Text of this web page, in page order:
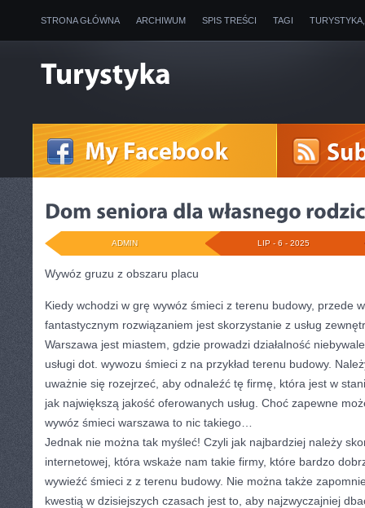
STRONA GŁÓWNA ARCHIWUM SPIS TREŚCI TAGI
LIP - 6 - 2025
ADMIN
Wywóz gruzu z obszaru placu
Kiedy wchodzi w grę wywóz śmieci z terenu budowy, przede
fantastycznym rozwiązaniem jest skorzystanie z usług
Warszawa jest miastem, gdzie prowadzi działalność
usługi dot. wywozu śmieci z na przykład terenu budowy.
uważnie się rozejrzeć, aby odnaleźć tę firmę, która jest w
jak największą jakość oferowanych usług. Choć zapewne
wywóz śmieci warszawa to nic takiego…
Jednak nie można tak myśleć! Czyli jak najbardziej należy
internetowej, która wskaże nam takie firmy, które bardzo
wywieźć śmieci z z terenu budowy. Nie można także
kwestią w dzisiejszych czasach jest to, aby najzwyczajniej